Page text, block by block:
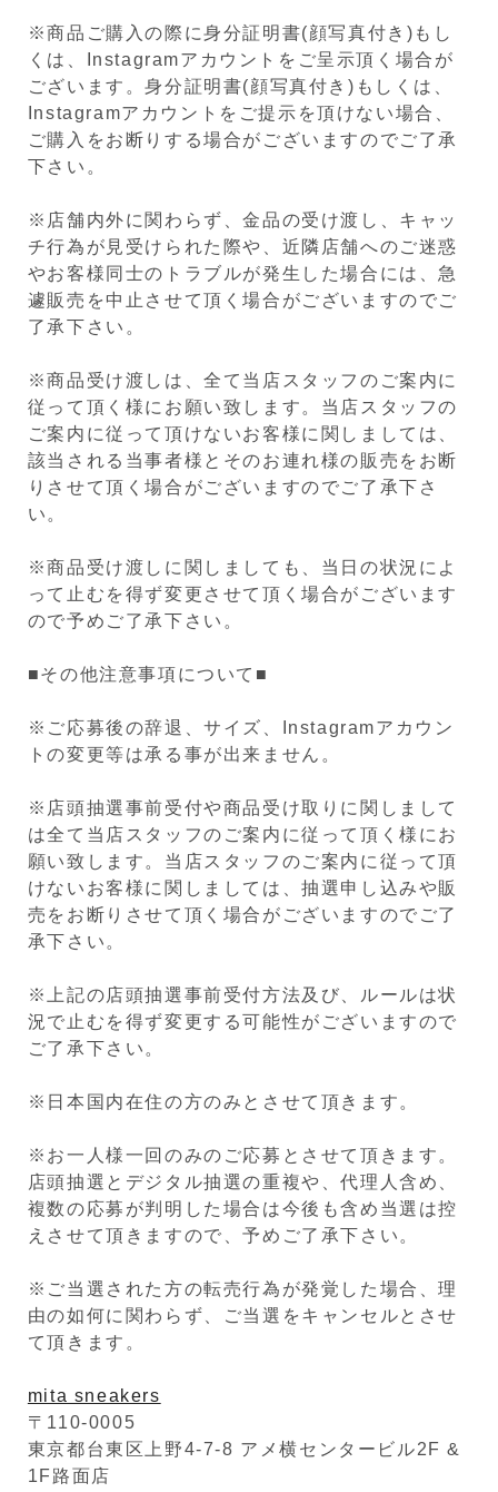
※商品ご購入の際に身分証明書(顔写真付き)もし
くは、Instagramアカウントをご呈示頂く場合が
ございます。身分証明書(顔写真付き)もしくは、
Instagramアカウントをご提示を頂けない場合、
ご購入をお断りする場合がございますのでご了承
下さい。
※店舗内外に関わらず、金品の受け渡し、キャッ
チ行為が見受けられた際や、近隣店舗へのご迷惑
やお客様同士のトラブルが発生した場合には、急
遽販売を中止させて頂く場合がございますのでご
了承下さい。
※商品受け渡しは、全て当店スタッフのご案内に
従って頂く様にお願い致します。当店スタッフの
ご案内に従って頂けないお客様に関しましては、
該当される当事者様とそのお連れ様の販売をお断
りさせて頂く場合がございますのでご了承下さ
い。
※商品受け渡しに関しましても、当日の状況によ
って止むを得ず変更させて頂く場合がございます
ので予めご了承下さい。
■その他注意事項について■
※ご応募後の辞退、サイズ、Instagramアカウン
トの変更等は承る事が出来ません。
※店頭抽選事前受付や商品受け取りに関しまして
は全て当店スタッフのご案内に従って頂く様にお
願い致します。当店スタッフのご案内に従って頂
けないお客様に関しましては、抽選申し込みや販
売をお断りさせて頂く場合がございますのでご了
承下さい。
※上記の店頭抽選事前受付方法及び、ルールは状
況で止むを得ず変更する可能性がございますので
ご了承下さい。
※日本国内在住の方のみとさせて頂きます。
※お一人様一回のみのご応募とさせて頂きます。
店頭抽選とデジタル抽選の重複や、代理人含め、
複数の応募が判明した場合は今後も含め当選は控
えさせて頂きますので、予めご了承下さい。
※ご当選された方の転売行為が発覚した場合、理
由の如何に関わらず、ご当選をキャンセルとさせ
て頂きます。
mita sneakers
〒110-0005
東京都台東区上野4-7-8 アメ横センタービル2F &
1F路面店